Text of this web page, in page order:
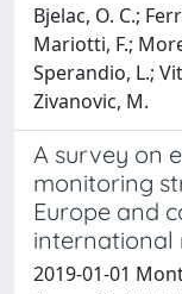
Bjelac, O. C.;
Mariotti, F.;
Sperandio, L.;
Zivanovic, M.
A survey on
monitoring
Europe and
international
2019-01-01